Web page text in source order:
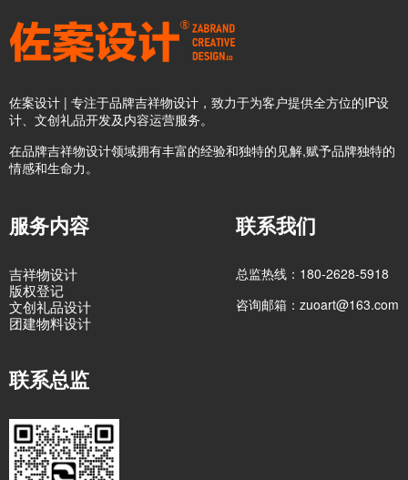
佐案设计 | 专注于品牌吉祥物设计，致力于为客户提供全方位的IP设
计、文创礼品开发及内容运营服务。
在品牌吉祥物设计领域拥有丰富的经验和独特的见解,赋予品牌独特的
情感和生命力。
服务内容
吉祥物设计
版权登记
文创礼品设计
团建物料设计
联系我们
总监热线：180-2628-5918
咨询邮箱：zuoart@163.com
联系总监